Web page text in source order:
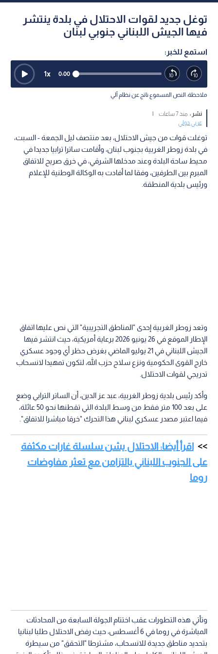
توغل جديد لقوات الاحتلال في بلدة ينتشر
فيها الجيش اللبناني جنوبي لبنان
استمع للخبر:
0:00
1x
ملاحظة: النص المسموع ناتج عن نظام آلي
نشر : منذ 7 ساعات
|
عربي دولي
توغلت قوات من جيش الاحتلال، بعد منتصف ليل الجمعة - السبت،
في بلدة زوطر الغربية بجنوب لبنان، وأقامت ساترا ترابيا جديدا في
محيط ساحة البلدة وعند مدخلها الشرقي، في خرق صريح للاتفاق
المبرم بين الطرفين، وفقا لما أفادت به الوكالة الوطنية للإعلام
ورئيس بلدية المنطقة.
وتعد زوطر الغربية إحدى "المناطق التجريبية" التي نص عليها اتفاق
الإطار الموقع في 26 يونيو 2026 برعاية أمريكية، حيث انتشر فيها
الجيش اللبناني في 21 يوليو الماضي بغرض حظر أي وجود عسكري
خارج القوى الحكومية ونزع سلاح حزب الله، لتكون تمهيدا لانسحاب
تدريجي لقوات الاحتلال.
وأكد رئيس بلدية زوطر الغربية، عبد عز الدين، أن الساتر الترابي وضع
على بعد 100 متر فقط من وسط البلدة التي تقطنها نحو 50 عائلة،
فيما اعتبر مصدر عسكري لبناني هذا التحرك "خرقا مباشرا للاتفاق".
اقرأ أيضا: الاحتلال يشن سلسلة غارات مكثفة
على الجنوب اللبناني بالتزامن مع تعثر مفاوضات
روما
وتأتي هذه التطورات عقب اختتام الجولة السابعة من المحادثات
المباشرة في روما في 6 أغسطس، حيث رفض الاحتلال طلبا لبنانيا
بتحديد مناطق جديدة للانسحاب، مشترطا "التحقق" من سيطرة